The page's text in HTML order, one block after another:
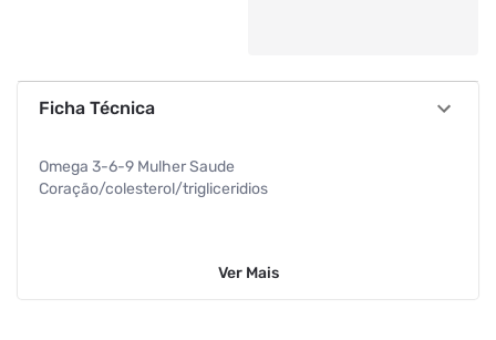
Ficha Técnica
Omega 3-6-9 Mulher Saude
Coração/colesterol/trigliceridios
Ver Mais